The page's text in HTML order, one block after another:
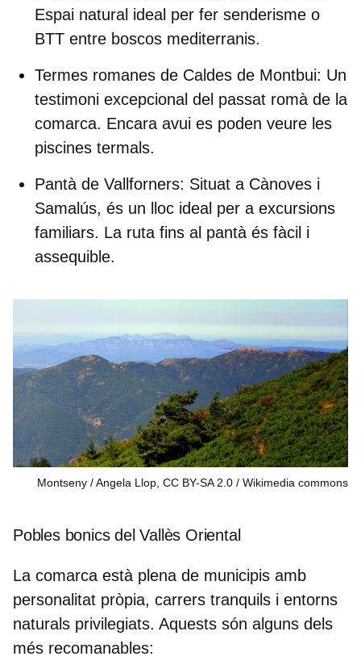
Espai natural ideal per fer senderisme o
BTT entre boscos mediterranis.
Termes romanes de Caldes de Montbui: Un
testimoni excepcional del passat romà de la
comarca. Encara avui es poden veure les
piscines termals.
Pantà de Vallforners: Situat a Cànoves i
Samalús, és un lloc ideal per a excursions
familiars. La ruta fins al pantà és fàcil i
assequible.
Montseny / Angela Llop, CC BY-SA 2.0 Wikimedia commons
Pobles bonics del Vallès Oriental
La comarca està plena de municipis amb
personalitat pròpia, carrers tranquils i entorns
naturals privilegiats. Aquests són alguns dels
més recomanables: